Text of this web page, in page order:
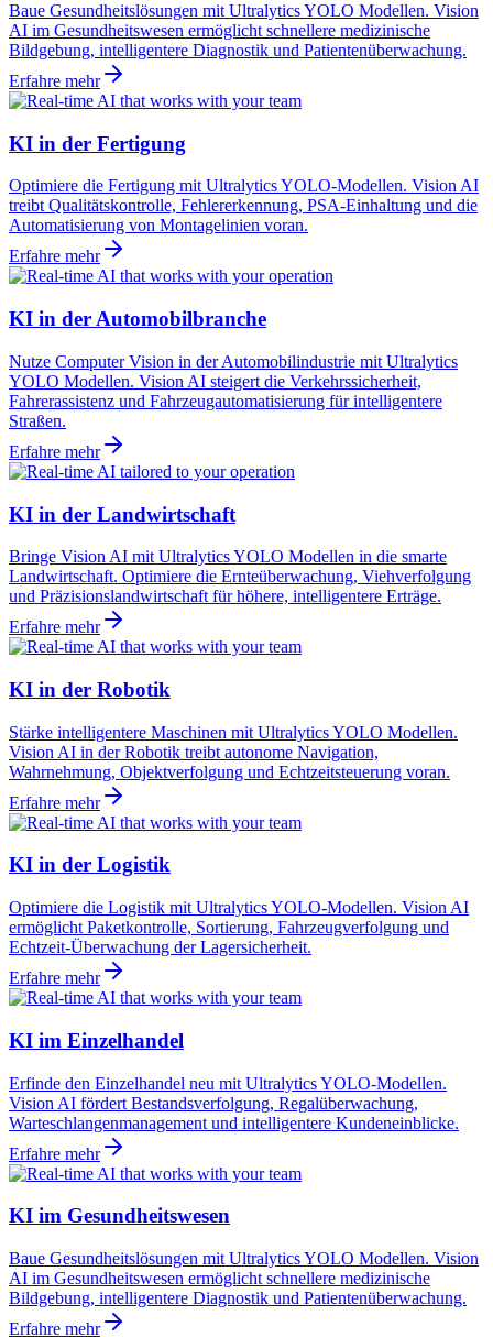
Baue Gesundheitslösungen mit Ultralytics YOLO Modellen. Vision
AI im Gesundheitswesen ermöglicht schnellere medizinische
Bildgebung, intelligentere Diagnostik und Patientenüberwachung.
Erfahre mehr
KI in der Fertigung
Optimiere die Fertigung mit Ultralytics YOLO-Modellen. Vision AI
treibt Qualitätskontrolle, Fehlererkennung, PSA-Einhaltung und die
Automatisierung von Montagelinien voran.
Erfahre mehr
KI in der Automobilbranche
Nutze Computer Vision in der Automobilindustrie mit Ultralytics
YOLO Modellen. Vision AI steigert die Verkehrssicherheit,
Fahrerassistenz und Fahrzeugautomatisierung für intelligentere
Straßen.
Erfahre mehr
KI in der Landwirtschaft
Bringe Vision AI mit Ultralytics YOLO Modellen in die smarte
Landwirtschaft. Optimiere die Ernteüberwachung, Viehverfolgung
und Präzisionslandwirtschaft für höhere, intelligentere Erträge.
Erfahre mehr
KI in der Robotik
Stärke intelligentere Maschinen mit Ultralytics YOLO Modellen.
Vision AI in der Robotik treibt autonome Navigation,
Wahrnehmung, Objektverfolgung und Echtzeitsteuerung voran.
Erfahre mehr
KI in der Logistik
Optimiere die Logistik mit Ultralytics YOLO-Modellen. Vision AI
ermöglicht Paketkontrolle, Sortierung, Fahrzeugverfolgung und
Echtzeit-Überwachung der Lagersicherheit.
Erfahre mehr
KI im Einzelhandel
Erfinde den Einzelhandel neu mit Ultralytics YOLO-Modellen.
Vision AI fördert Bestandsverfolgung, Regalüberwachung,
Warteschlangenmanagement und intelligentere Kundeneinblicke.
Erfahre mehr
KI im Gesundheitswesen
Baue Gesundheitslösungen mit Ultralytics YOLO Modellen. Vision
AI im Gesundheitswesen ermöglicht schnellere medizinische
Bildgebung, intelligentere Diagnostik und Patientenüberwachung.
Erfahre mehr